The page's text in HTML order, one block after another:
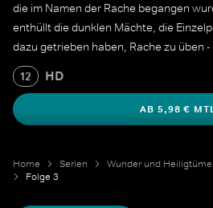
die im Namen der Rache begangen
enthüllt die dunklen Mächte, die
dazu getrieben haben, Rache zu üben
12 HD
AB 5,98 €
Home Serien
Folge 3